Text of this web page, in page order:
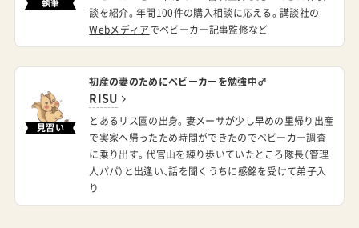
執筆
談を紹介。年間100件の購入相談に応える。講談社の
Webメディア でベビーカー記事監修など
見習い
初産の妻のためにベビーカーを勉強中♂
RISU
とあるリス園の出身。妻メーサが少し早めの里帰り出産
で実家へ帰ったため時間ができたのでベビーカー調査
に乗り出す。代官山を練り歩いていたところ隊長（管理
人パパ）と出逢い、話を聞くうちに感銘を受けて弟子入
り